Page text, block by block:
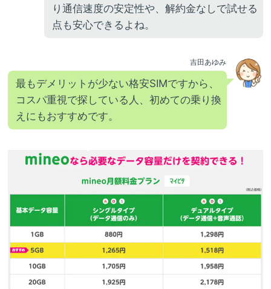
り通信速度の安定性や、解約金なしで試せる
点も安心できるよね。
吉田あゆみ
最もデメリットが少ない格安SIMですから、
コスパ重視で探している人、初めての乗り換
えにもおすすめです。